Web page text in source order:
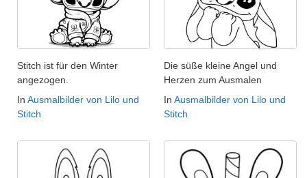
Stitch ist für den Winter
angezogen.
In Ausmalbilder von Lilo und
Stitch
Die süße kleine Angel und
Herzen zum Ausmalen
In Ausmalbilder von Lilo und
Stitch